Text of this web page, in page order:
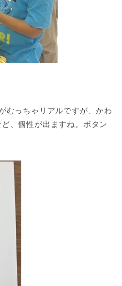
むっちゃリアルですが、かわ
、個性が出ますね。ボタン